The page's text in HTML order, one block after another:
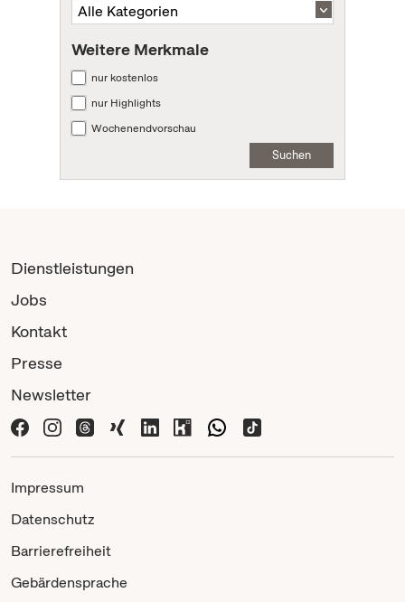
Weitere Merkmale
nur kostenlos
nur Highlights
Wochenendvorschau
Suchen
Dienstleistungen
Jobs
Kontakt
Presse
Newsletter
Impressum
Datenschutz
Barrierefreiheit
Gebärdensprache